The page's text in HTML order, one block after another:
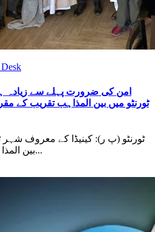
امن کی ضرورت پہلے سے زیادہ
ٹورنٹو میں بین المذاہب تقریب کے
ٹورنٹو (پ ر): کینیڈا کے معروف شہر
بین المذاہب تقریب کے مقررین...